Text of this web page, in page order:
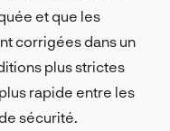
et que les
corrigées dans un
plus strictes
rapide entre les
sécurité.